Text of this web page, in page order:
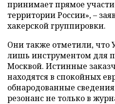
принимает прямое
территории России», –
хакерской группировки.
Они также отметили, что
лишь инструментом для
Москвой. Истинные
находятся в спокойных
обнародованные
резонанс не только в